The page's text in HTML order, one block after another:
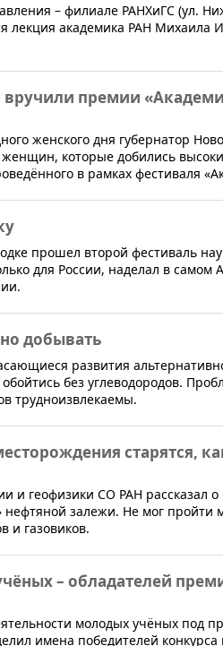
– филиале РАНХиГС (ул.
лекция академика РАН Михаила
премии
женского дня губернатор
которые добились
в рамках фестиваля
прошел второй фестиваль
для России, наделал в самом
добывать
развития
без углеводородов.
трудноизвлекаемы.
старятся,
и геофизики СО РАН рассказал
нефтяной залежи. Не мог пройти
и газовиков.
– обладателей
молодых учёных под
имена победителей конкурса